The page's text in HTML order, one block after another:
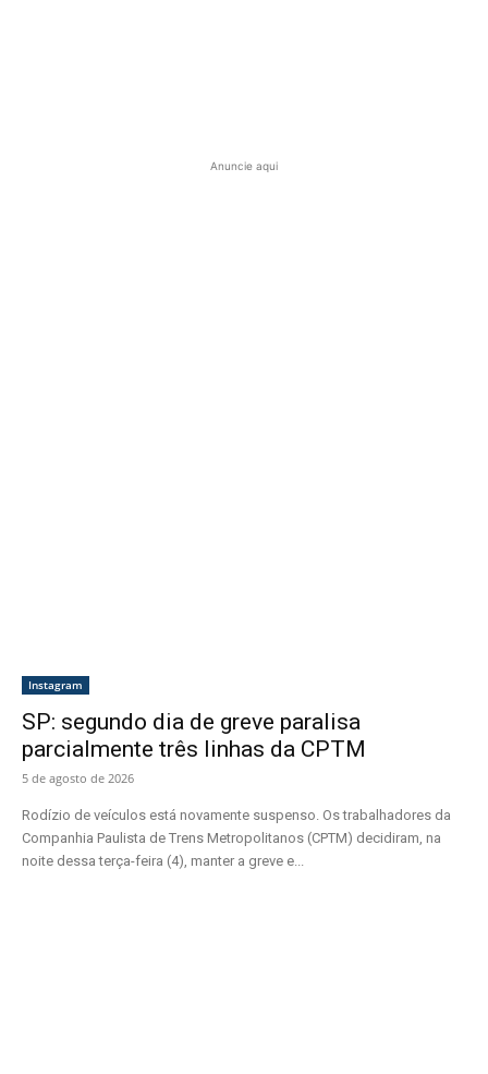
Anuncie aqui
Instagram
SP: segundo dia de greve paralisa
parcialmente três linhas da CPTM
5 de agosto de 2026
Rodízio de veículos está novamente suspenso. Os trabalhadores da
Companhia Paulista de Trens Metropolitanos (CPTM) decidiram, na
noite dessa terça-feira (4), manter a greve e...